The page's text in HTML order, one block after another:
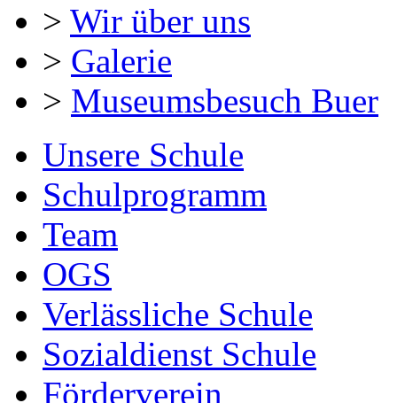
> Wir über uns
> Galerie
> Museumsbesuch Buer
Unsere Schule
Schulprogramm
Team
OGS
Verlässliche Schule
Sozialdienst Schule
Förderverein